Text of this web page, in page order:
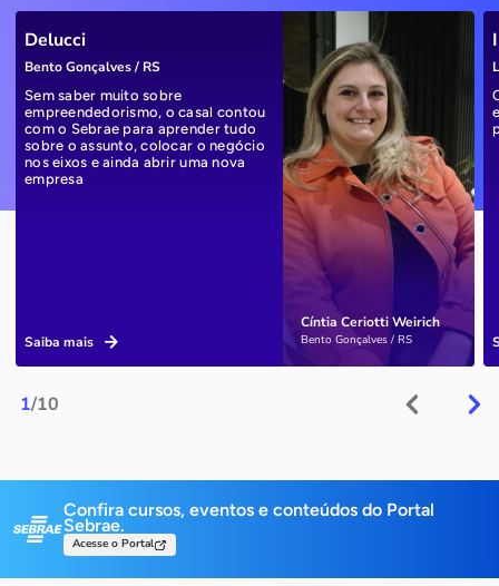
1/10
Cíntia Ceriotti Weirich
Bento Gonçalves / RS
Delucci
Bento Gonçalves / RS
Sem saber muito sobre
empreendedorismo, o casal contou
com o Sebrae para aprender tudo
sobre o assunto, colocar o negócio
nos eixos e ainda abrir uma nova
empresa
Saiba mais
Confira cursos, eventos e conteúdos do Portal
Sebrae.
Acesse o Portal